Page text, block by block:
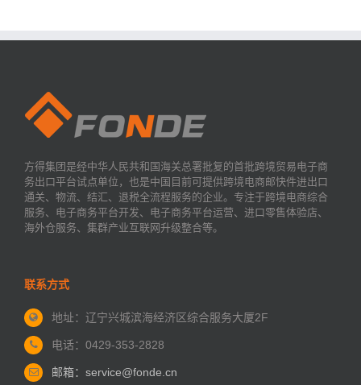
方得集团是经中华人民共和国海关总署批复的首批跨境贸易电子商
务出口平台试点单位，也是中国目前可提供跨境电商邮快件进出口
通关、物流、结汇、退税全流程服务的企业。专注于跨境电商综合
服务、电子商务平台开发、电子商务平台运营、进口零售体验店、
海外仓服务、集群产业互联网升级整合等。
联系方式
地址：辽宁兴城滨海经济区综合服务大厦2F
电话：0429-353-2828
邮箱：service@fonde.cn